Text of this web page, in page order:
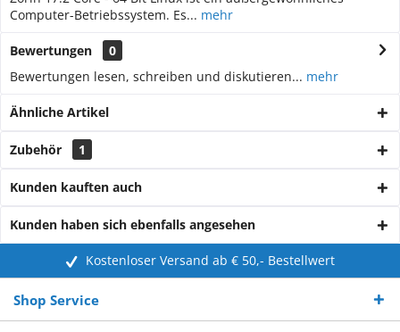
Computer-Betriebssystem. Es... mehr
Bewertungen
0
Bewertungen lesen, schreiben und diskutieren... mehr
Ähnliche Artikel
Zubehör 1
Kunden kauften auch
Kunden haben sich ebenfalls angesehen
Kostenloser Versand ab € 50,- Bestellwert
Shop Service